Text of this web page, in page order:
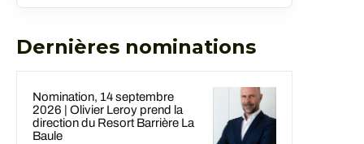
Dernières nominations
Nomination, 14 septembre
2026 | Olivier Leroy prend la
direction du Resort Barrière La
Baule